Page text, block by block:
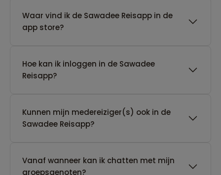
Waar vind ik de Sawadee Reisapp in de
app store?
Hoe kan ik inloggen in de Sawadee
Reisapp?
Kunnen mijn medereiziger(s) ook in de
Sawadee Reisapp?
Vanaf wanneer kan ik chatten met mijn
groepsgenoten?